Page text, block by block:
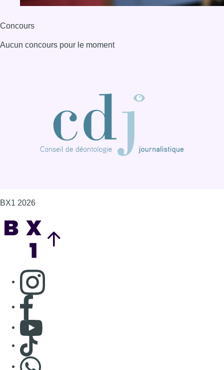
Concours
Aucun concours pour le moment
BX1 2026
Consulter page Instagram
Consulter page Facebook
Consulter Youtube
Consulter TikTok